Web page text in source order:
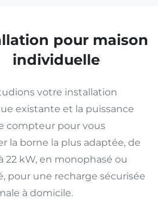
pour maison
individuelle
votre installation
existante et la puissance
compteur pour vous
la borne la plus adaptée, de
22 kW, en monophasé ou
pour une recharge sécurisée
à domicile.